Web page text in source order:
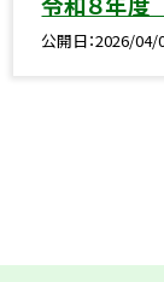
公開日 2026/04/